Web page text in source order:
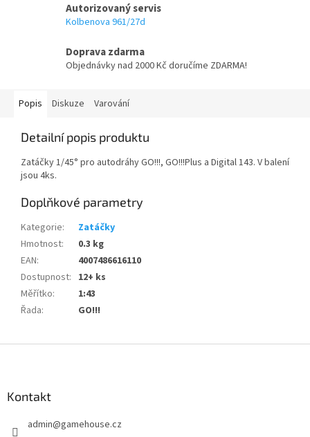
Autorizovaný servis
Kolbenova 961/27d
Doprava zdarma
Objednávky nad 2000 Kč doručíme ZDARMA!
Popis Diskuze Varování
Detailní popis produktu
Zatáčky 1/45° pro autodráhy GO!!!, GO!!!Plus a Digital 143. V balení
jsou 4ks.
Doplňkové parametry
Kategorie:
Zatáčky
Hmotnost:
0.3 kg
EAN:
4007486616110
Dostupnost: 12+ ks
Měřítko:
1:43
Řada: GO!!!
Kontakt
admin@gamehouse.cz